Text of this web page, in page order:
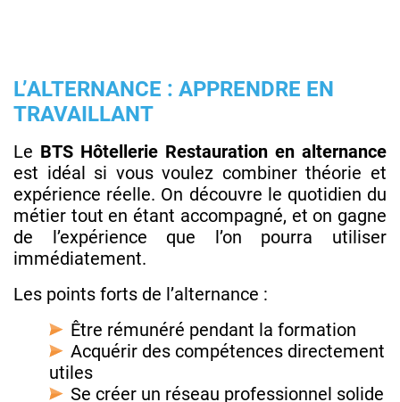
L’ALTERNANCE : APPRENDRE EN
TRAVAILLANT
Le BTS Hôtellerie Restauration en alternance
est idéal si vous voulez combiner théorie et
expérience réelle. On découvre le quotidien du
métier tout en étant accompagné, et on gagne
de l’expérience que l’on pourra utiliser
immédiatement.
Les points forts de l’alternance :
Être rémunéré pendant la formation
Acquérir des compétences directement
utiles
Se créer un réseau professionnel solide